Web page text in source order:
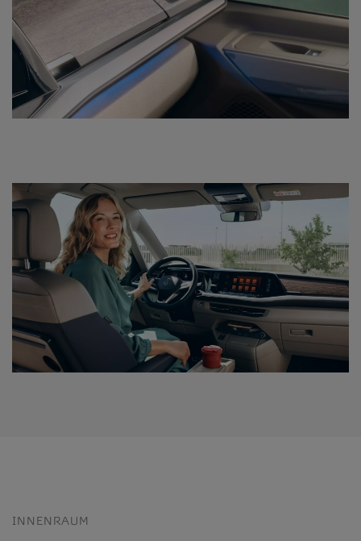
INNENRAUM